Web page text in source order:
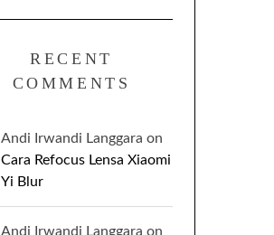
RECENT
COMMENTS
Andi Irwandi Langgara on
Cara Refocus Lensa Xiaomi
Yi Blur
Andi Irwandi Langgara on